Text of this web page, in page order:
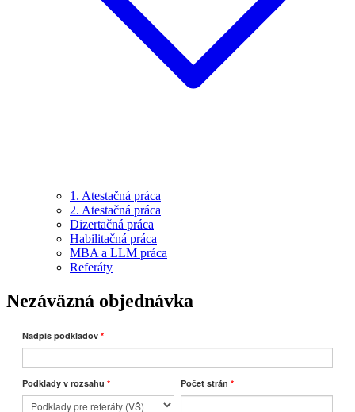
1. Atestačná práca
2. Atestačná práca
Dizertačná práca
Habilitačná práca
MBA a LLM práca
Referáty
Nezáväzná objednávka